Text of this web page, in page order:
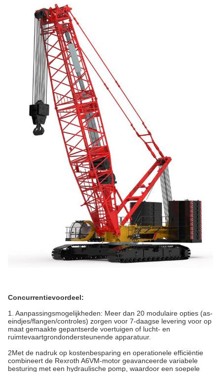
Concurrentievoordeel:
1. Aanpassingsmogelijkheden: Meer dan 20 modulaire opties (as-
eindjes/flangen/controles) zorgen voor 7-daagse levering voor op
maat gemaakte gepantserde voertuigen of lucht- en
ruimtevaartgrondondersteunende apparatuur.
2Met de nadruk op kostenbesparing en operationele efficiëntie
combineert de Rexroth A6VM-motor geavanceerde variabele
besturing met een hydraulische pomp, waardoor een soepele